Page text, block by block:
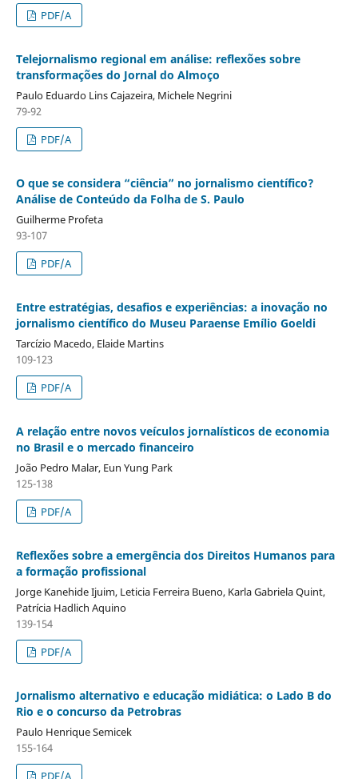
PDF/A
Telejornalismo regional em análise: reflexões sobre
transformações do Jornal do Almoço
Paulo Eduardo Lins Cajazeira, Michele Negrini
79-92
PDF/A
O que se considera “ciência” no jornalismo científico?
Análise de Conteúdo da Folha de S. Paulo
Guilherme Profeta
93-107
PDF/A
Entre estratégias, desafios e experiências: a inovação no
jornalismo científico do Museu Paraense Emílio Goeldi
Tarcízio Macedo, Elaide Martins
109-123
PDF/A
A relação entre novos veículos jornalísticos de economia
no Brasil e o mercado financeiro
João Pedro Malar, Eun Yung Park
125-138
PDF/A
Reflexões sobre a emergência dos Direitos Humanos para
a formação profissional
Jorge Kanehide Ijuim, Leticia Ferreira Bueno, Karla Gabriela Quint,
Patrícia Hadlich Aquino
139-154
PDF/A
Jornalismo alternativo e educação midiática: o Lado B do
Rio e o concurso da Petrobras
Paulo Henrique Semicek
155-164
PDF/A